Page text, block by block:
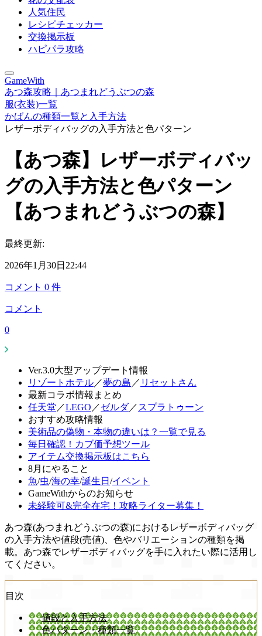
人気住民
レシピチェッカー
交換掲示板
ハピパラ攻略
GameWith
あつ森攻略｜あつまれどうぶつの森
服(衣装)一覧
かばんの種類一覧と入手方法
レザーボディバッグの入手方法と色パターン
【あつ森】レザーボディバッ
グの入手方法と色パターン
【あつまれどうぶつの森】
最終更新:
2026年1月30日22:44
コメント 0 件
コメント
0
Ver.3.0大型アップデート情報
リゾートホテル／夢の島 ／ リセットさん
最新コラボ情報まとめ
任天堂 ／LEGO ／ゼルダ／ スプラトゥーン
おすすめ攻略情報
美術品の偽物・本物の違いは？一覧で見る
毎日確認！カブ価予想ツール
アイテム交換掲示板はこちら
8月にやること
魚/虫/海の幸/誕生日 /イベント
GameWithからのお知らせ
未経験可&完全在宅！攻略ライター募集！
あつ森(あつまれどうぶつの森)におけるレザーボディバッグ
の入手方法や値段(売値)、色やバリエーションの種類を掲
載。あつ森でレザーボディバッグを手に入れたい際に活用し
てください。
目次
値段と入手方法
色パターン・種類一覧